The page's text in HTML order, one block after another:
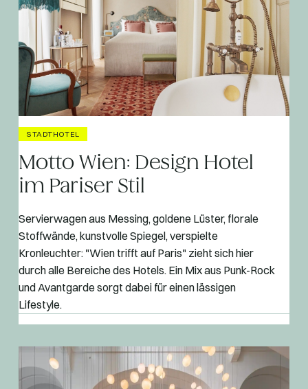
STADTHOTEL
Motto Wien: Design Hotel
im Pariser Stil
Servierwagen aus Messing, goldene Lüster, florale
Stoffwände, kunstvolle Spiegel, verspielte
Kronleuchter: "Wien trifft auf Paris" zieht sich hier
durch alle Bereiche des Hotels. Ein Mix aus Punk-Rock
und Avantgarde sorgt dabei für einen lässigen
Lifestyle.